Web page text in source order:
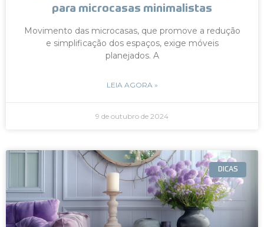
para microcasas minimalistas
Movimento das microcasas, que promove a redução
e simplificação dos espaços, exige móveis
planejados. A
LEIA AGORA »
9 de outubro de 2024
DICAS